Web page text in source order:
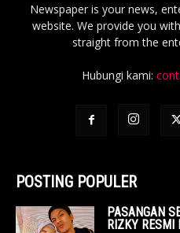
Newspaper is your news,
website. We provide you
straight from the
Hubungi kami:
POSTING POPULER
PASANGAN
RIZKY RESMI